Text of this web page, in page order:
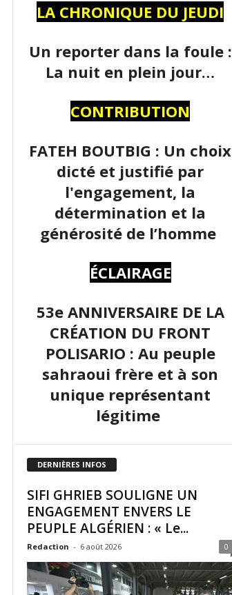
LA CHRONIQUE DU JEUDI
Un reporter dans la foule :
La nuit en plein jour…
CONTRIBUTION
FATEH BOUTBIG : Un choix
dicté et justifié par
l'engagement, la
détermination et la
générosité de l’homme
ÉCLAIRAGE
53e ANNIVERSAIRE DE LA
CRÉATION DU FRONT
POLISARIO : Au peuple
sahraoui frère et à son
unique représentant
légitime
DERNIÈRES INFOS
SIFI GHRIEB SOULIGNE UN
ENGAGEMENT ENVERS LE
PEUPLE ALGÉRIEN : « Le...
Redaction - 6 août 2026 0